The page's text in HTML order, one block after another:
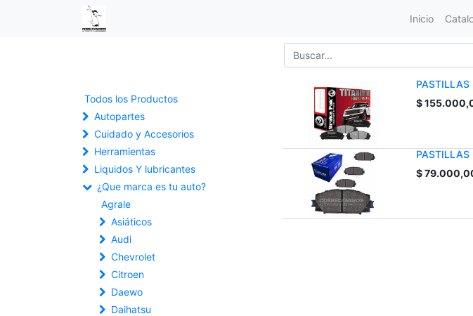
Inicio
Todos los Productos
Autopartes
Cuidado y Accesorios
Herramientas
Liquidos Y lubricantes
¿Que marca es tu auto?
Agrale
Asiáticos
Audi
Chevrolet
Citroen
Daewo
Daihatsu
$
PASTILLAS
$